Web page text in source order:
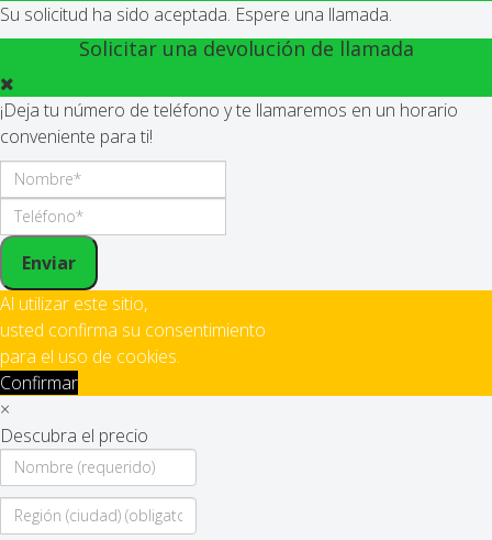
Su solicitud ha sido aceptada. Espere una llamada.
Solicitar una devolución de llamada
¡Deja tu número de teléfono y te llamaremos en un horario
conveniente para ti!
Enviar
Al utilizar este sitio,
usted confirma su consentimiento
para el uso de cookies.
Confirmar
×
Descubra el precio